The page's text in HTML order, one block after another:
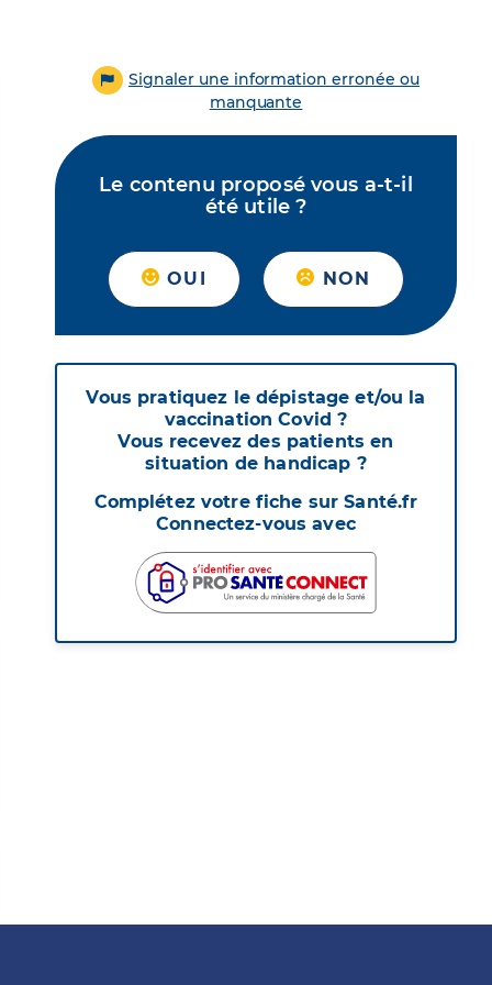
Signaler une information erronée ou
manquante
Le contenu proposé vous a-t-il
été utile ?
OUI NON
Vous pratiquez le dépistage et/ou la
vaccination Covid ?
Vous recevez des patients en
situation de handicap ?
Complétez votre fiche sur Santé.fr
Connectez-vous avec